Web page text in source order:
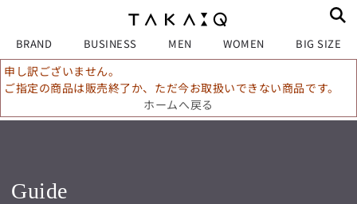
BRAND BUSINESS MEN WOMEN BIG SIZE
申し訳ございません。
ご指定の商品は販売終了か、ただ今お取扱いできない商品です。
ホームへ戻る
Guide